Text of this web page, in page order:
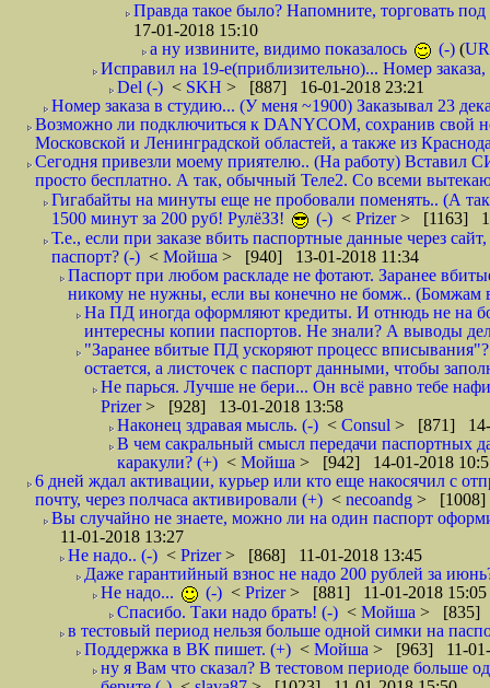
Правда такое было? Напомните, торговать
17-01-2018 15:10
а ну извините, видимо показалось
(-) (
Исправил на 19-е(приблизительно)... Номер
Del (-) < SKH > [887] 16-01-2018 23:21
Номер заказа в студию... (У меня ~1900) Заказывал 23
Возможно ли подключиться к DANYCOM, сохранив свой
Московской и Ленинградской областей, а также из
Сегодня привезли моему приятелю.. (На работу) Вставил
просто бесплатно. А так, обычный Теле2. Со всеми
Гигабайты на минуты еще не пробовали поменять.. (А
1500 минут за 200 руб! РулёЗЗ!
(-) < Prizer> [1163]
Т.е., если при заказе вбить паспортные данные через
паспорт? (-) < Мойша > [940] 13-01-2018 11:34
Паспорт при любом раскладе не фотают. Заранее
никому не нужны, если вы конечно не бомж.. (Бомжам
На ПД иногда оформляют кредиты. И отнюдь не на
интересны копии паспортов. Не знали? А выводы
"Заранее вбитые ПД ускоряют процесс
остается, а листочек с паспорт данными, чтобы
Не парься. Лучше не бери... Он всё равно тебе
Prizer> [928] 13-01-2018 13:58
Наконец здравая мысль. (-) < Consul > [871] 14-
В чем сакральный смысл передачи паспортных
каракули? (+) < Мойша > [942] 14-01-2018
6 дней ждал активации, курьер или кто еще накосячил с
почту, через полчаса активировали (+) < necoandg > [1008]
Вы случайно не знаете, можно ли на один паспорт
11-01-2018 13:27
Не надо.. (-) < Prizer> [868] 11-01-2018 13:45
Даже гарантийный взнос не надо 200 рублей за
Не надо...
(-) < Prizer> [881] 11-01-2018 15:05
Спасибо. Таки надо брать! (-) < Мойша > [835]
в тестовый период нельзя больше одной симки на
Поддержка в ВК пишет. (+) < Мойша > [963] 11-01-
ну я Вам что сказал? В тестовом периоде больше